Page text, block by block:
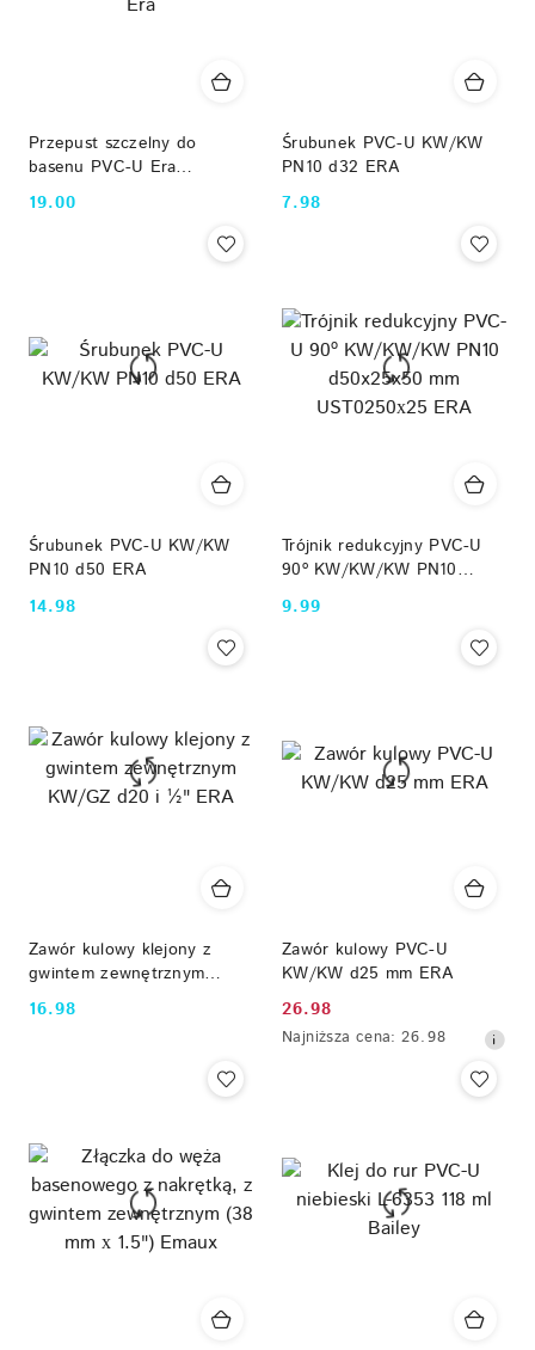
Przepust szczelny do
basenu PVC-U Era
USG00232, d32х40х1-1/4"
Era
Cena:
19.00
Śrubunek PVC-U KW/KW
PN10 d32 ERA
Cena:
7.98
Śrubunek PVC-U KW/KW
PN10 d50 ERA
Cena:
14.98
Trójnik redukcyjny PVC-U
90º KW/KW/KW PN10
d50x25x50 mm
UST0250х25 ERA
Cena:
9.99
Zawór kulowy klejony z
gwintem zewnętrznym
KW/GZ d20 i ½" ERA
Cena:
16.98
Zawór kulowy PVC-U
KW/KW d25 mm ERA
Cena
promocyjna:
26.98
Najniższa
obniżką
Najniższa cena: 26.98